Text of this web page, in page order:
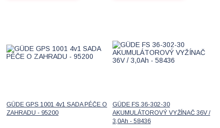
GÜDE GPS 1001 4v1 SADA PÉČE O
ZAHRADU - 95200
GÜDE FS 36-302-30
AKUMULÁTOROVÝ VYŽÍNAČ 36V /
3,0Ah - 58436